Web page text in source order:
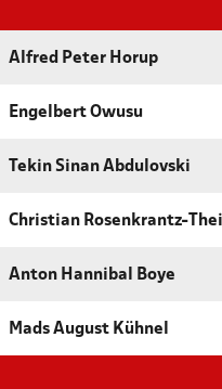
Alfred Peter Horup
Engelbert Owusu
Tekin Sinan Abdulovski
Christian Rosenkrantz-Theil
Anton Hannibal Boye
Mads August Kühnel